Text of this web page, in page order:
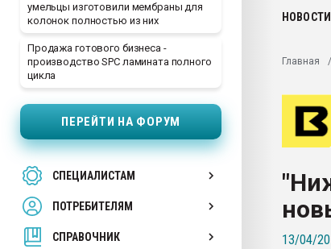
умельцы изготовили мембраны для
колонок полностью из них
Продажа готового бизнеса -
производство SPC ламината полного
цикла
ПЕРЕЙТИ НА ФОРУМ
СПЕЦИАЛИСТАМ
ПОТРЕБИТЕЛЯМ
СПРАВОЧНИК
первый план в
28.07.2026
Всё, что
Материал
Продам отходы
поликарбоната
Armaloy PC/
НОВОСТИ
Главная
13/04/